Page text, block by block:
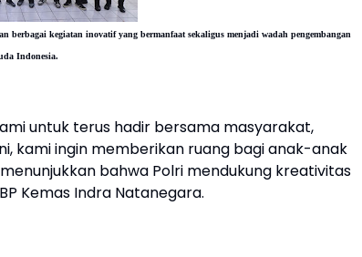
berbagai kegiatan inovatif yang bermanfaat sekaligus menjadi wadah pengembangan
Indonesia.
untuk terus hadir bersama masyarakat,
kami ingin memberikan ruang bagi anak-anak
bahwa Polri mendukung kreativitas
Kemas Indra Natanegara.